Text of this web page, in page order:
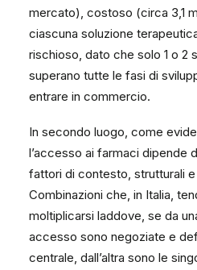
mercato), costoso (circa 3,1
ciascuna soluzione
rischioso, dato che solo 1 o 2
superano tutte le fasi di
entrare in commercio.
In secondo luogo, come
l’accesso ai farmaci dipende
fattori di contesto, strutturali
Combinazioni che, in Italia,
moltiplicarsi laddove, se da
accesso sono negoziate e
centrale, dall’altra sono le